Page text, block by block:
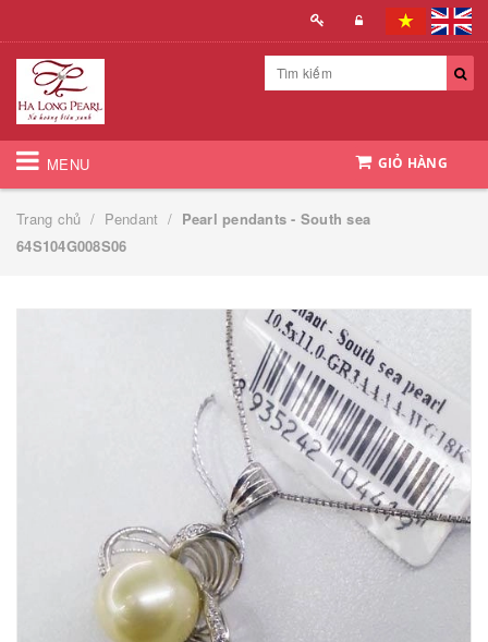
MENU GIỎ HÀNG
Trang chủ / Pendant / Pearl pendants - South sea
64S104G008S06